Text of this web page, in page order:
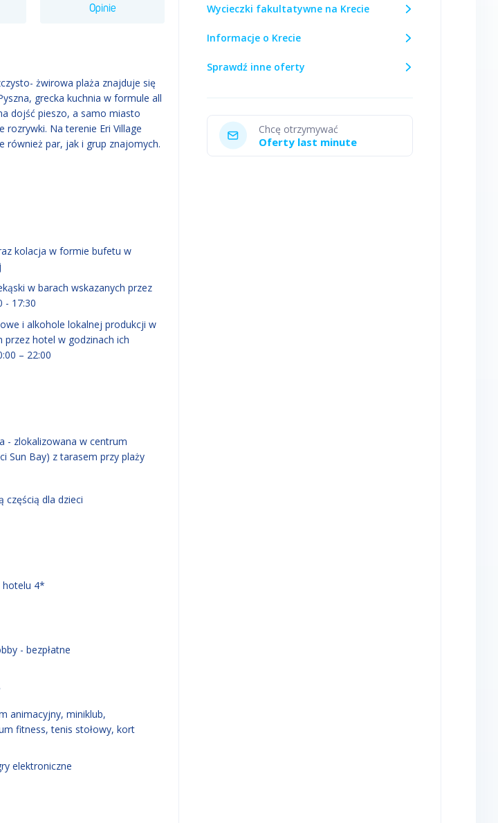
Opinie
żwirowa plaża znajduje się
grecka kuchnia w formule all
dojść pieszo, a samo miasto
Na terenie Eri Village
również par, jak i grup znajomych.
kolacja w formie bufetu w
w barach wskazanych przez
- 17:30
i alkohole lokalnej produkcji w
przez hotel w godzinach ich
– 22:00
- zlokalizowana w centrum
Sun Bay) z tarasem przy plaży
częścią dla dzieci
hotelu 4*
- bezpłatne
animacyjny, miniklub,
fitness, tenis stołowy, kort
elektroniczne
Wycieczki fakultatywne na Krecie
Informacje o Krecie
Sprawdź inne oferty
Chcę otrzymywać
Oferty last minute